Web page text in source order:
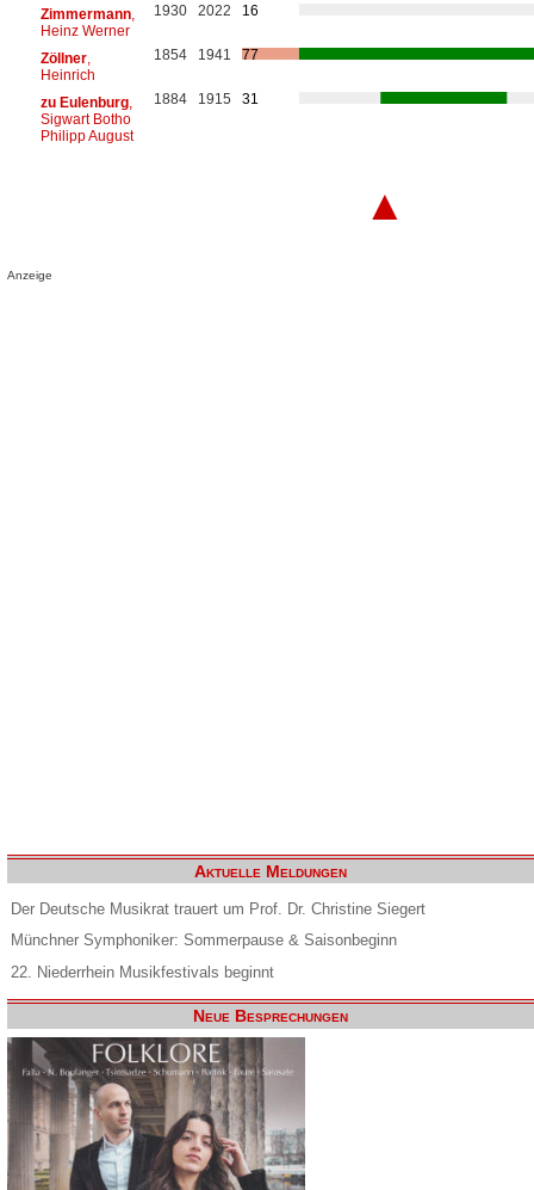
Zimmermann,
Heinz Werner
1930 2022 16
Zöllner,
Heinrich
1854 1941 77
zu Eulenburg,
Sigwart Botho
Philipp August
1884 1915 31
▲
Anzeige
Aktuelle Meldungen
Der Deutsche Musikrat trauert um Prof. Dr. Christine Siegert
Münchner Symphoniker: Sommerpause & Saisonbeginn
22. Niederrhein Musikfestivals beginnt
Neue Besprechungen